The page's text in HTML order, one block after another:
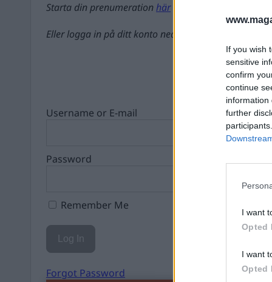
If you wish
sensitive
confirm
continue
information
further
I want
Opted
I want
Opted
Starta din prenumerationhär
Eller logga in på ditt konto nedan:
Username or E-mail
Password
Remember Me
Forgot Password